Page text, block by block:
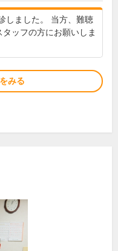
しました。 当方、難聴
ッフの方にお願いしま
みる